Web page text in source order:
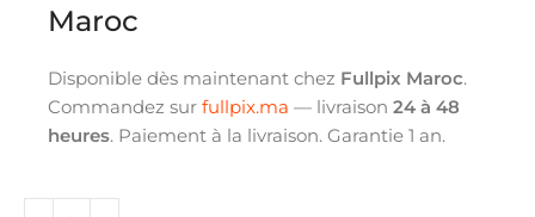
Maroc
Disponible dès maintenant chez Fullpix Maroc.
Commandez sur fullpix.ma — livraison 24 à 48
heures. Paiement à la livraison. Garantie 1 an.